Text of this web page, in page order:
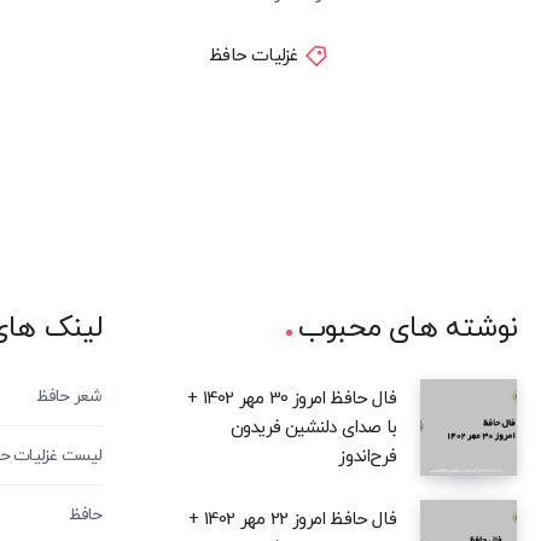
غزلیات حافظ
نوشته های محبوب
فال حافظ امروز 30 مهر 1402 +
با صدای دلنشین فریدون
فرح‌اندوز
فال حافظ امروز 22 مهر 1402 +
لینک
شعر حافظ
لیست غزلیات
حافظ